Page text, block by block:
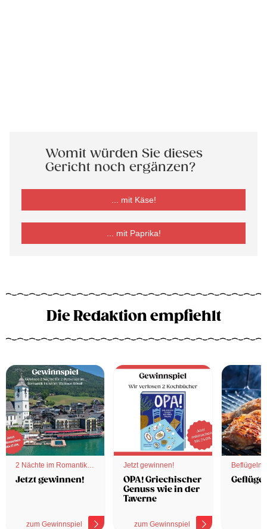
Womit würden Sie dieses
Gericht noch ergänzen?
... mit Käse!
... mit Paprika!
Die Redaktion empfiehlt
2 Nächte im Romantik
Hotel
Jetzt gewinnen!
zum Gewinnspiel
Jetzt gewinnen!
OPA! Griechischer
Genuss wie in der
Taverne
zum Gewinnspiel